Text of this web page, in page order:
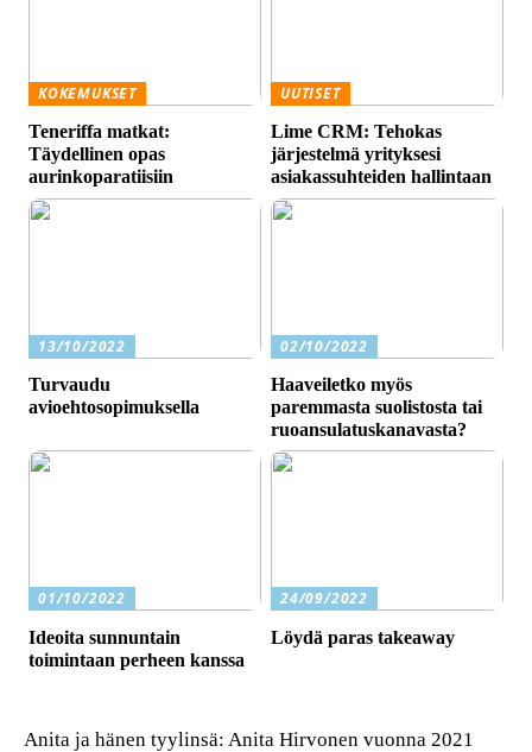
KOKEMUKSET
Teneriffa matkat:
Täydellinen opas
aurinkoparatiisiin
UUTISET
Lime CRM: Tehokas
järjestelmä yrityksesi
asiakassuhteiden hallintaan
13/10/2022
Turvaudu
avioehtosopimuksella
02/10/2022
Haaveiletko myös
paremmasta suolistosta tai
ruoansulatuskanavasta?
01/10/2022
Ideoita sunnuntain
toimintaan perheen kanssa
24/09/2022
Löydä paras takeaway
Anita ja hänen tyylinsä: Anita Hirvonen vuonna 2021